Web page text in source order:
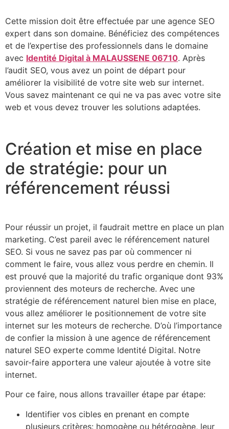
Cette mission doit être effectuée par une agence SEO
expert dans son domaine. Bénéficiez des compétences
et de l’expertise des professionnels dans le domaine
avec Identité Digital à MALAUSSENE 06710. Après
l’audit SEO, vous avez un point de départ pour
améliorer la visibilité de votre site web sur internet.
Vous savez maintenant ce qui ne va pas avec votre site
web et vous devez trouver les solutions adaptées.
Création et mise en place
de stratégie: pour un
référencement réussi
Pour réussir un projet, il faudrait mettre en place un plan
marketing. C’est pareil avec le référencement naturel
SEO. Si vous ne savez pas par où commencer ni
comment le faire, vous allez vous perdre en chemin. Il
est prouvé que la majorité du trafic organique dont 93%
proviennent des moteurs de recherche. Avec une
stratégie de référencement naturel bien mise en place,
vous allez améliorer le positionnement de votre site
internet sur les moteurs de recherche. D’où l’importance
de confier la mission à une agence de référencement
naturel SEO experte comme Identité Digital. Notre
savoir-faire apportera une valeur ajoutée à votre site
internet.
Pour ce faire, nous allons travailler étape par étape:
Identifier vos cibles en prenant en compte
plusieurs critères: homogène ou hétérogène, leur